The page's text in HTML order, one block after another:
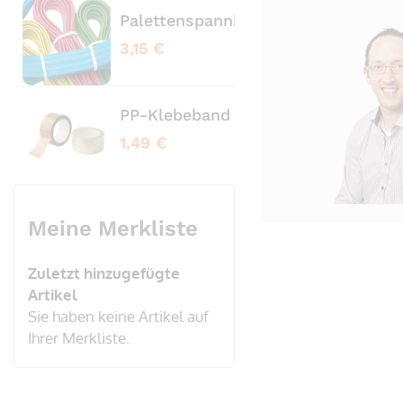
Palettenspannbänder profiliert
3,15 €
PP-Klebeband transparent No
1,49 €
Meine Merkliste
Zuletzt hinzugefügte
Artikel
Sie haben keine Artikel auf
Ihrer Merkliste.